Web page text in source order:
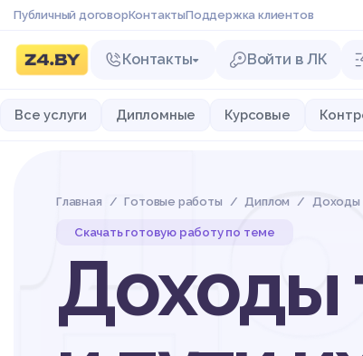
Публичный договорКонтактыПоддержка клиентов
Контакты Войти в ЛК
Все услуги Дипломные Курсовые
Главная Готовые работы Диплом Доходы
Скачать готовую работу по теме
Доходы